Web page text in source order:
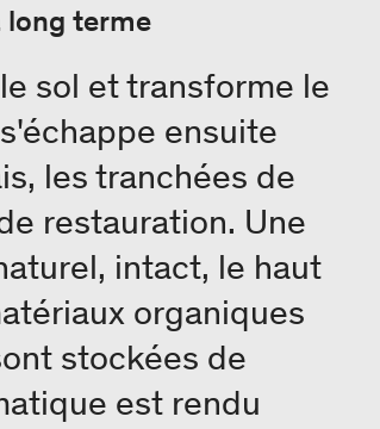
long terme
sol et transforme le
ensuite
les tranchées de
restauration. Une
intact, le haut
organiques
stockées de
est rendu